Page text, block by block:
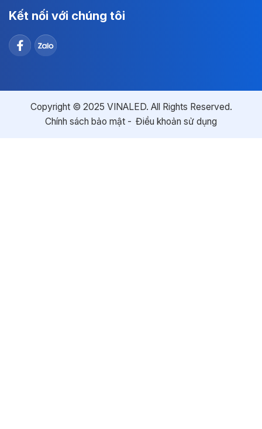
Kết nối với chúng tôi
Copyright © 2025 VINALED. All Rights Reserved.
Chính sách bảo mật
Điều khoản sử dụng